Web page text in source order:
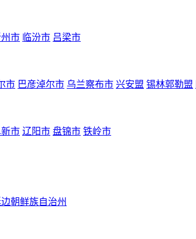
市 临汾市 吕梁市
市 巴彦淖尔市 乌兰察布市 兴安盟 锡林郭勒盟
市 辽阳市 盘锦市 铁岭市
朝鲜族自治州